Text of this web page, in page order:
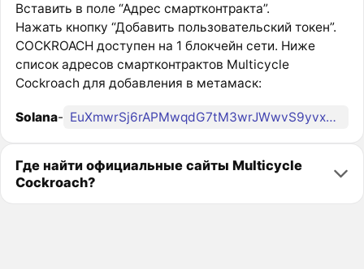
Вставить в поле “Адрес смартконтракта”.
Нажать кнопку “Добавить пользовательский токен”.
COCKROACH доступен на 1 блокчейн сети. Ниже
список адресов смартконтрактов Multicycle
Cockroach для добавления в метамаск:
Solana- EuXmwrSj6rAPMwqdG7tM3wrJWwvS9yvxQNo2uHj2pump
Где найти официальные сайты Multicycle
Cockroach?